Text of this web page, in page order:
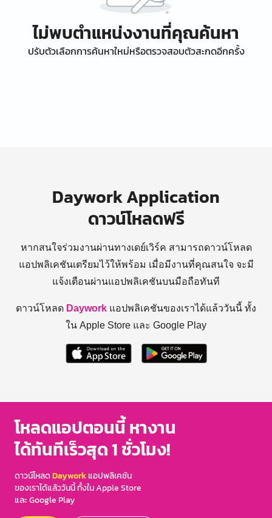
ไม่พบตำแหน่งงานที่คุณค้นหา
ปรับตัวเลือกการค้นหาใหม่หรือตรวจสอบตัวสะกดอีกครั้ง
Daywork Application
ดาวน์โหลดฟรี
หากสนใจร่วมงานผ่านทางเดย์เวิร์ค สามารถดาวน์โหลด
แอปพลิเคชันเตรียมไว้ให้พร้อม เมื่อมีงานที่คุณสนใจ จะมี
แจ้งเตือนผ่านแอปพลิเคชันบนมือถือทันที
ดาวน์โหลด Daywork แอปพลิเคชันของเราได้แล้ววันนี้ ทั้ง
ใน Apple Store และ Google Play
โหลดแอปตอนนี้ หางาน
ได้ทันทีเร็วสุด 1 ชั่วโมง!
ดาวน์โหลดDayworkแอปพลิเคชัน
ของเราได้แล้ววันนี้ ทั้งใน Apple Store
และ Google Play